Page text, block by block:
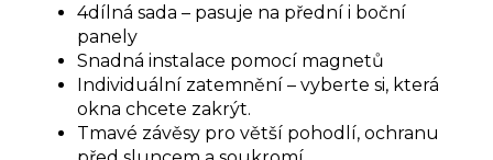
4dílná sada – pasuje na přední i boční
panely
Snadná instalace pomocí magnetů
Individuální zatemnění – vyberte si, která
okna chcete zakrýt.
Tmavé závěsy pro větší pohodlí, ochranu